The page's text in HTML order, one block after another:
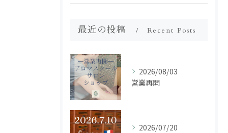
最近の投稿 Recent Posts
2026/08/03
営業再開
2026/07/20